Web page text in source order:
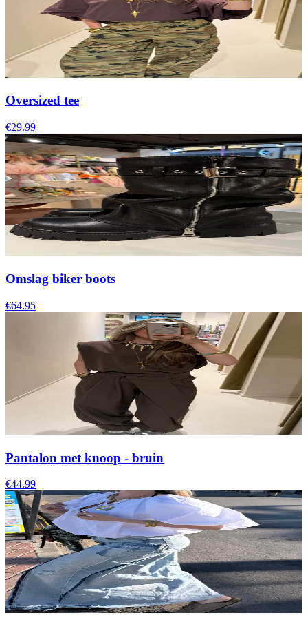
Oversized tee
€29.99
Omslag biker boots
€64.95
Pantalon met knoop - bruin
€44.99